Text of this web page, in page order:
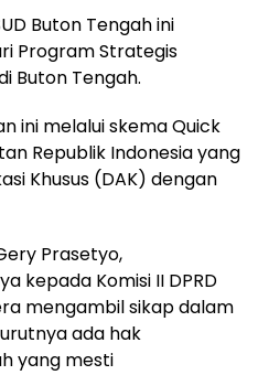
Buton Tengah ini
Program Strategis
Buton Tengah.
ini melalui skema Quick
Republik Indonesia yang
Khusus (DAK) dengan
Prasetyo,
kepada Komisi II DPRD
mengambil sikap dalam
ada hak
yang mesti